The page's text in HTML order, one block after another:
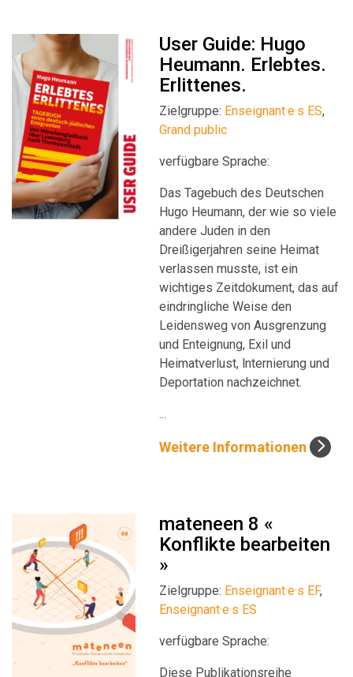
User Guide: Hugo
Heumann. Erlebtes.
Erlittenes.
Zielgruppe: Enseignant·e·s ES,
Grand public
verfügbare Sprache:
Das Tagebuch des Deutschen
Hugo Heumann, der wie so viele
andere Juden in den
Dreißigerjahren seine Heimat
verlassen musste, ist ein
wichtiges Zeitdokument, das auf
eindringliche Weise den
Leidensweg von Ausgrenzung
und Enteignung, Exil und
Heimatverlust, lnternierung und
Deportation nachzeichnet.
...
Weitere Informationen
mateneen 8 «
Konflikte bearbeiten
»
Zielgruppe: Enseignant·e·s EF,
Enseignant·e·s ES
verfügbare Sprache:
Diese Publikationsreihe